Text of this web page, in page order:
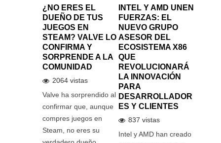
¿NO ERES EL
DUEÑO DE TUS
JUEGOS EN
STEAM? VALVE LO
CONFIRMA Y
SORPRENDE A LA
COMUNIDAD
2064 vistas
Valve ha sorprendido al
confirmar que, aunque
compres juegos en
Steam, no eres su
INTEL Y AMD UNEN
FUERZAS: EL
NUEVO GRUPO
ASESOR DEL
ECOSISTEMA X86
QUE
REVOLUCIONARÁ
LA INNOVACIÓN
PARA
DESARROLLADOR
ES Y CLIENTES
837 vistas
Intel y AMD han creado